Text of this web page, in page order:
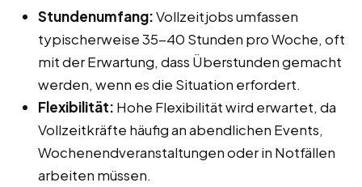
Stundenumfang:Vollzeitjobs umfassen
typischerweise 35-40 Stunden pro Woche, oft
mit der Erwartung, dass Überstunden gemacht
werden, wenn es die Situation erfordert.
Flexibilität: Hohe Flexibilität wird erwartet, da
Vollzeitkräfte häufig an abendlichen Events,
Wochenendveranstaltungen oder in Notfällen
arbeiten müssen.